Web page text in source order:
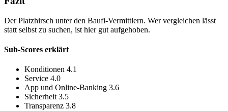
Der Platzhirsch unter den Baufi-Vermittlern. Wer vergleichen lässt
statt selbst zu suchen, ist hier gut aufgehoben.
Sub-Scores erklärt
Konditionen 4.1
Service 4.0
App und Online-Banking 3.6
Sicherheit 3.5
Transparenz 3.8